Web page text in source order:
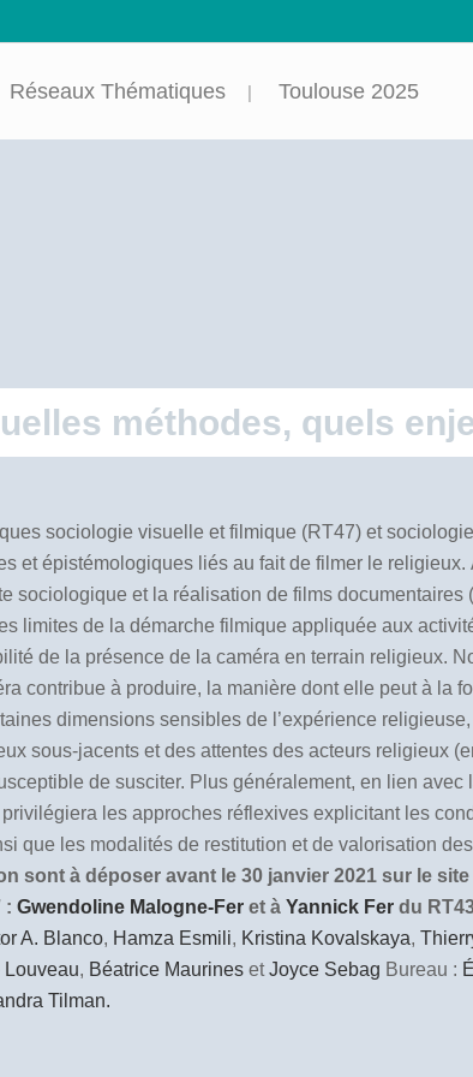
Réseaux Thématiques Toulouse 2025
méthodes, quels
sociologie visuelle et filmique (RT47) et
et épistémologiques liés au fait de filmer le religieux.
sociologique et la réalisation de films
limites de la démarche filmique appliquée aux
de la présence de la caméra en terrain religieux.
contribue à produire, la manière dont elle peut à la
dimensions sensibles de l’expérience religieuse,
sous-jacents et des attentes des acteurs religieux
de susciter. Plus généralement, en lien
les approches réflexives explicitant les
que les modalités de restitution et de valorisation
sont à déposer avant le 30 janvier 2021 sur le site
: Gwendoline Malogne-Fer et à Yannick Fer du
A. Blanco, Hamza Esmili, Kristina Kovalskaya,
, Béatrice Maurines etJoyce Sebag Bureau :
Tilman.